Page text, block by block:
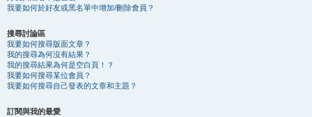
我要如何於好友或黑名單中增加/刪除會員？
搜尋討論區
我要如何搜尋版面文章？
我的搜尋為何沒有結果？
我的搜尋結果為何是空白頁！？
我要如何搜尋某位會員？
我要如何搜尋自己發表的文章和主題？
訂閱與我的最愛